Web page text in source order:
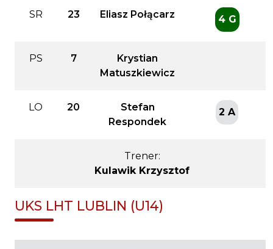
SR 23 Eliasz Połącarz 4 G
PS 7
Krystian
Matuszkiewicz
LO 20
Stefan
Respondek
2 A
Trener:
Kulawik Krzysztof
UKS LHT LUBLIN (U14)